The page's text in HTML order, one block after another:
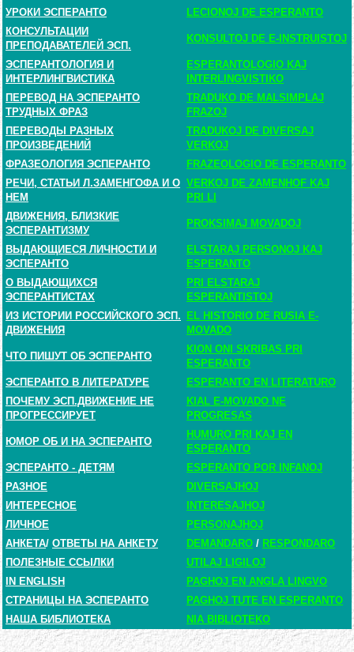
УРОКИ ЭСПЕРАНТО
LECIONOJ DE ESPERANTO
КОНСУЛЬТАЦИИ
ПРЕПОДАВАТЕЛЕЙ ЭСП.
KONSULTOJ DE E-INSTRUISTOJ
ЭСПЕРАНТОЛОГИЯ И
ИНТЕРЛИНГВИСТИКА
ESPERANTOLOGIO KAJ
INTERLINGVISTIKO
ПЕРЕВОД НА ЭСПЕРАНТО
ТРУДНЫХ ФРАЗ
TRADUKO DE MALSIMPLAJ
FRAZOJ
ПЕРЕВОДЫ РАЗНЫХ
ПРОИЗВЕДЕНИЙ
TRADUKOJ DE DIVERSAJ
VERKOJ
ФРАЗЕОЛОГИЯ ЭСПЕРАНТО
FRAZEOLOGIO DE ESPERANTO
РЕЧИ, СТАТЬИ Л.ЗАМЕНГОФА И О
НЕМ
VERKOJ DE ZAMENHOF KAJ
PRI LI
ДВИЖЕНИЯ, БЛИЗКИЕ
ЭСПЕРАНТИЗМУ
PROKSIMAJ MOVADOJ
ВЫДАЮЩИЕСЯ ЛИЧНОСТИ И
ЭСПЕРАНТО
ELSTARAJ PERSONOJ KAJ
ESPERANTO
О ВЫДАЮЩИХСЯ
ЭСПЕРАНТИСТАХ
PRI ELSTARAJ
ESPERANTISTOJ
ИЗ ИСТОРИИ РОССИЙСКОГО ЭСП.
ДВИЖЕНИЯ
EL HISTORIO DE RUSIA E-
MOVADO
ЧТО ПИШУТ ОБ ЭСПЕРАНТО
KION ONI SKRIBAS PRI
ESPERANTO
ЭСПЕРАНТО В ЛИТЕРАТУРЕ
ESPERANTO EN LITERATURO
ПОЧЕМУ ЭСП.ДВИЖЕНИЕ НЕ
ПРОГРЕССИРУЕТ
KIAL E-MOVADO NE
PROGRESAS
ЮМОР ОБ И НА ЭСПЕРАНТО
HUMURO PRI KAJ EN
ESPERANTO
ЭСПЕРАНТО - ДЕТЯМ
ESPERANTO POR INFANOJ
РАЗНОЕ
DIVERSAJHOJ
ИНТЕРЕСНОЕ
INTERESAJHOJ
ЛИЧНОЕ
PERSONAJHOJ
АНКЕТА/ ОТВЕТЫ НА АНКЕТУ DEMANDARO / RESPONDARO
ПОЛЕЗНЫЕ ССЫЛКИ
UTILAJ LIGILOJ
IN ENGLISH
PAGHOJ EN ANGLA LINGVO
СТРАНИЦЫ НА ЭСПЕРАНТО
PAGHOJ TUTE EN ESPERANTO
НАША БИБЛИОТЕКА
NIA BIBLIOTEKO